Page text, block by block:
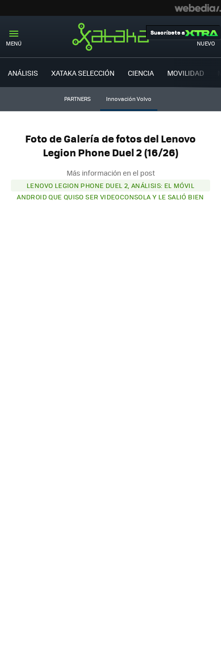
MENÚ NUEVO
Suscríbete a
ANÁLISIS XATAKA SELECCIÓN CIENCIA MOVILIDAD
PARTNERS Innovación Volvo
Foto de Galería de fotos del Lenovo
Legion Phone Duel 2 (16/26)
Más información en el post
LENOVO LEGION PHONE DUEL 2, ANÁLISIS: EL MÓVIL
ANDROID QUE QUISO SER VIDEOCONSOLA Y LE SALIÓ BIEN